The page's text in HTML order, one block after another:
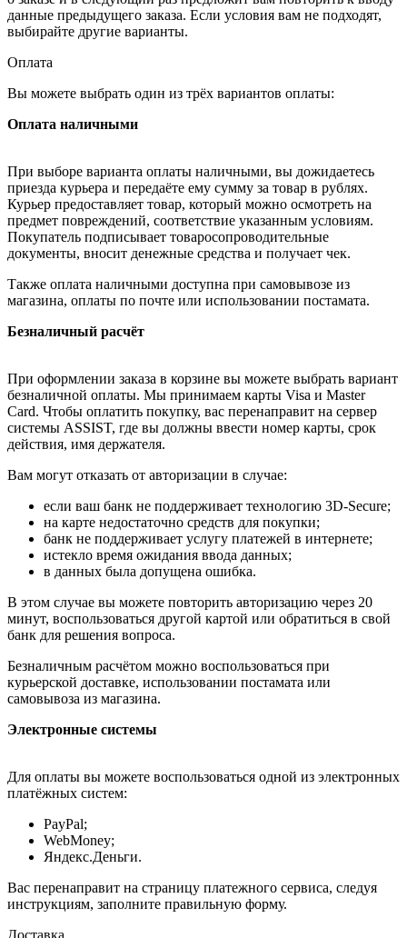
данные предыдущего заказа. Если условия вам не подходят,
выбирайте другие варианты.
Оплата
Вы можете выбрать один из трёх вариантов оплаты:
Оплата наличными
При выборе варианта оплаты наличными, вы дожидаетесь
приезда курьера и передаёте ему сумму за товар в рублях.
Курьер предоставляет товар, который можно осмотреть на
предмет повреждений, соответствие указанным условиям.
Покупатель подписывает товаросопроводительные
документы, вносит денежные средства и получает чек.
Также оплата наличными доступна при самовывозе из
магазина, оплаты по почте или использовании постамата.
Безналичный расчёт
При оформлении заказа в корзине вы можете выбрать вариант
безналичной оплаты. Мы принимаем карты Visa и Master
Card. Чтобы оплатить покупку, вас перенаправит на сервер
системы ASSIST, где вы должны ввести номер карты, срок
действия, имя держателя.
Вам могут отказать от авторизации в случае:
если ваш банк не поддерживает технологию 3D-Secure;
на карте недостаточно средств для покупки;
банк не поддерживает услугу платежей в интернете;
истекло время ожидания ввода данных;
в данных была допущена ошибка.
В этом случае вы можете повторить авторизацию через 20
минут, воспользоваться другой картой или обратиться в свой
банк для решения вопроса.
Безналичным расчётом можно воспользоваться при
курьерской доставке, использовании постамата или
самовывоза из магазина.
Электронные системы
Для оплаты вы можете воспользоваться одной из электронных
платёжных систем:
PayPal;
WebMoney;
Яндекс.Деньги.
Вас перенаправит на страницу платежного сервиса, следуя
инструкциям, заполните правильную форму.